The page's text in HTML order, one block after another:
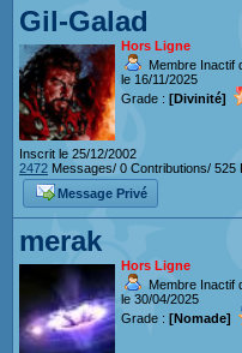
Gil-Galad
Hors Ligne
Membre Inactif
le 16/11/2025
Grade : [Divinité]
Inscrit le 25/12/2002
2472 Messages/ 0 Contributions/ 525
Message Privé
merak
Hors Ligne
Membre Inactif
le 30/04/2025
Grade : [Nomade]